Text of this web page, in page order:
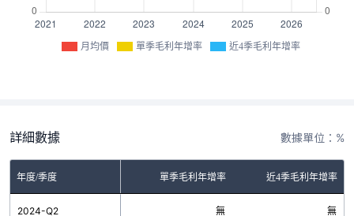
月均價 單季毛利年增率 近4季毛利年增率
詳細數據 數據單位：%
年度/季度 單季毛利年增率 近4季毛利年增率
2024-Q2 無 無